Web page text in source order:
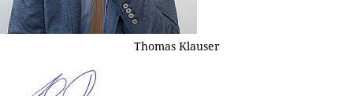
Thomas Klauser